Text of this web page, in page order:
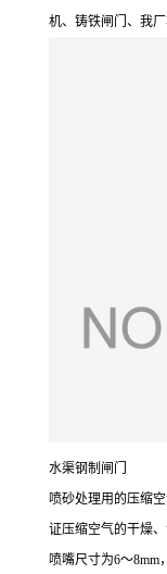
机、铸铁闸门、我
水渠钢制闸门
喷砂处理用的压缩
证压缩空气的干燥
喷嘴尺寸为6～8mm